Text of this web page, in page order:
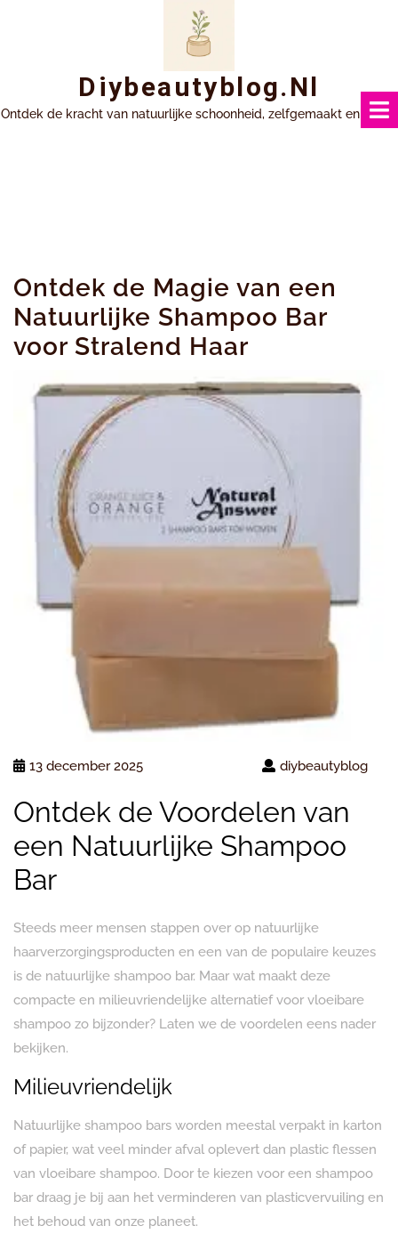
Diybeautyblog.nl
Ontdek de kracht van natuurlijke schoonheid, zelfgemaakt en uniek.
Ontdek de Magie van een
Natuurlijke Shampoo Bar
voor Stralend Haar
13 december 2025 diybeautyblog
Ontdek de Voordelen van
een Natuurlijke Shampoo
Bar
Steeds meer mensen stappen over op natuurlijke
haarverzorgingsproducten en een van de populaire keuzes
is de natuurlijke shampoo bar. Maar wat maakt deze
compacte en milieuvriendelijke alternatief voor vloeibare
shampoo zo bijzonder? Laten we de voordelen eens nader
bekijken.
Milieuvriendelijk
Natuurlijke shampoo bars worden meestal verpakt in karton
of papier, wat veel minder afval oplevert dan plastic flessen
van vloeibare shampoo. Door te kiezen voor een shampoo
bar draag je bij aan het verminderen van plasticvervuiling en
het behoud van onze planeet.